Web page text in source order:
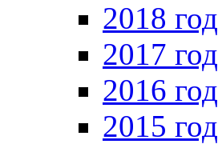
2018 год
2017 год
2016 год
2015 год